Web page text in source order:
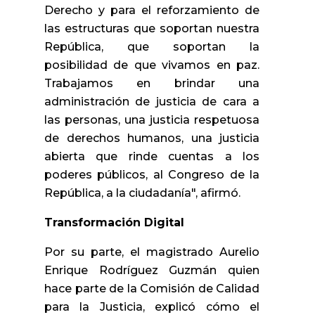
Derecho y para el reforzamiento de
las estructuras que soportan nuestra
República, que soportan la
posibilidad de que vivamos en paz.
Trabajamos en brindar una
administración de justicia de cara a
las personas, una justicia respetuosa
de derechos humanos, una justicia
abierta que rinde cuentas a los
poderes públicos, al Congreso de la
República, a la ciudadanía", afirmó.
Transformación Digital
Por su parte, el magistrado Aurelio
Enrique Rodríguez Guzmán quien
hace parte de la Comisión de Calidad
para la Justicia, explicó cómo el